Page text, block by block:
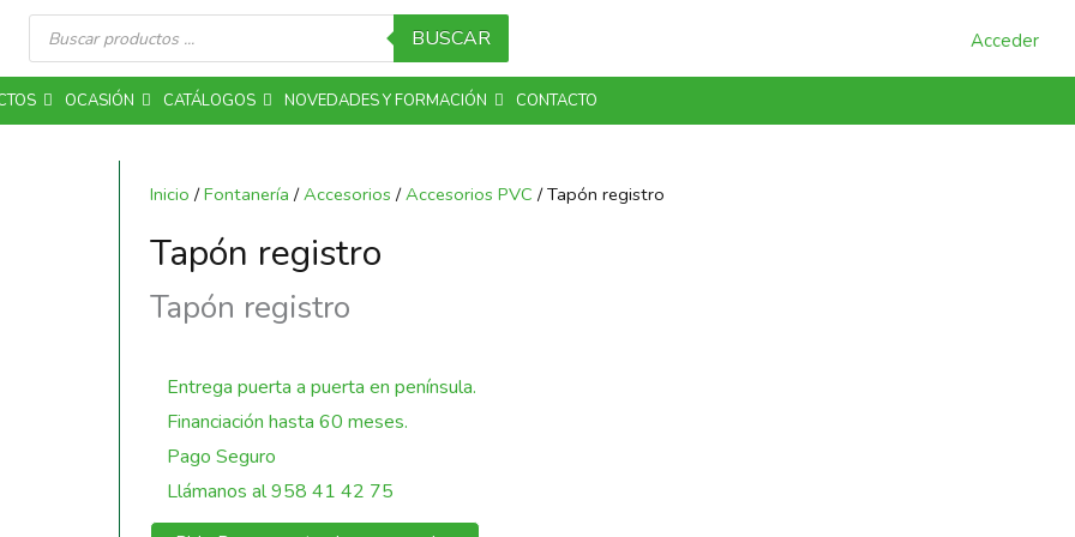
Búsqueda
productos BUSCAR Acceder
OCASIÓN CATÁLOGOS NOVEDADES Y FORMACIÓN CONTACTO
Inicio /Fontanería /Accesorios /Accesorios PVC / Tapón registro
Tapón registro
Tapón registro
Entrega puerta a puerta en península.
Financiación hasta 60 meses.
Pago Seguro
Llámanos al 958 41 42 75